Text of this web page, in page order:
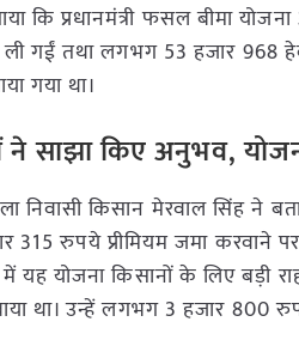
कि प्रधानमंत्री फसल बीमा
ली गईं तथा लगभग 53 हजार 968
गया था।
ने साझा किए अनुभव,
निवासी किसान मेरवाल सिंह ने
315 रुपये प्रीमियम जमा करवाने
में यह योजना किसानों के लिए बड़ी
था। उन्हें लगभग 3 हजार 800